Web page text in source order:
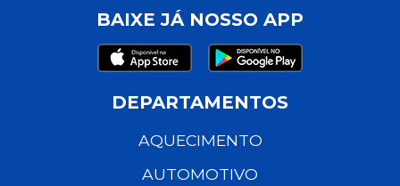
BAIXE JÁ NOSSO APP
DEPARTAMENTOS
AQUECIMENTO
AUTOMOTIVO